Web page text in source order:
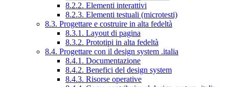
8.2.2. Elementi interattivi
8.2.3. Elementi testuali (microtesti)
8.3. Progettare e costruire in alta fedeltà
8.3.1. Layout di pagina
8.3.2. Prototipi in alta fedeltà
8.4. Progettare con il design system .italia
8.4.1. Documentazione
8.4.2. Benefici del design system
8.4.3. Risorse operative